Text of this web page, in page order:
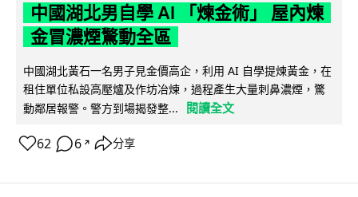
中國湖北男自學 AI 「煉金術」 屋內煉
金冒濃煙驚動全區
中國湖北黃石一名男子見金價高企，利用 AI 自學提煉黃金，在
租住單位私設高壓爐及作坊冶煉，過程產生大量刺鼻濃煙，驚
動鄰居報警。警方到場揭發整...
閱讀全文
62 6 ↗ 分享